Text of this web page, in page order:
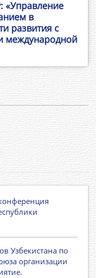
«Управление
в
развития с
международной
Узбекистана по
организации